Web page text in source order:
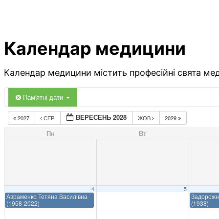
Календар медицини
Календар медицини містить професійні свята
Пам'ятні дати
2027 СЕР ВЕРЕСЕНЬ 2028 ЖОВ 2029
Пн Вт
4
Авраменко Тетяна Василівна
(1958-2022)
5
(1938)